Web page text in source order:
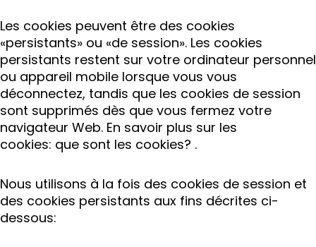
Les cookies peuvent être des cookies
«persistants» ou «de session». Les cookies
persistants restent sur votre ordinateur personnel
ou appareil mobile lorsque vous vous
déconnectez, tandis que les cookies de session
sont supprimés dès que vous fermez votre
navigateur Web. En savoir plus sur les
cookies: que sont les cookies? .
Nous utilisons à la fois des cookies de session et
des cookies persistants aux fins décrites ci-
dessous: